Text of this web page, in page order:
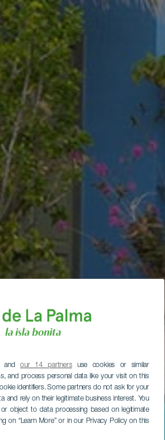
andour 14 partnersuse cookies or similar
and process personal data like your visit on this
identifiers. Some partners do not ask for your
and rely on their legitimate business interest. You
object to data processing based on legitimate
on “Learn More” or in our Privacy Policy on this